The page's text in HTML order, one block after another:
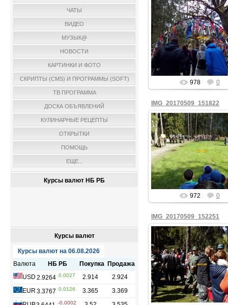
ЧАТЫ
ВИДЕО
МУЗЫК@
НОВОСТИ
КАРТИНКИ И ФОТО
СКРИПТЫ (CMS) И ПРОГРАММЫ (SOFT)
ТВ ПРОГРАММА
ДОСКА ОБЪЯВЛЕНИЙ
КУЛИНАРНЫЕ РЕЦЕПТЫ
ОТКРЫТКИ
ПОМОЩЬ
ЕЩЕ...
Курсы валют НБ РБ
Курсы валют
09.05.2017
fiesta
978 0
IMG_20170509_151822
09.05.2017
fiesta
972 0
IMG_20170509_152251
09.05.2017
fiesta